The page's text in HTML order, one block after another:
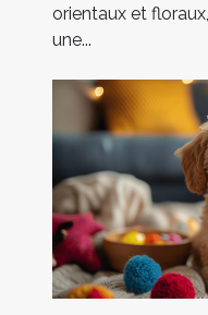
orientaux et
une...